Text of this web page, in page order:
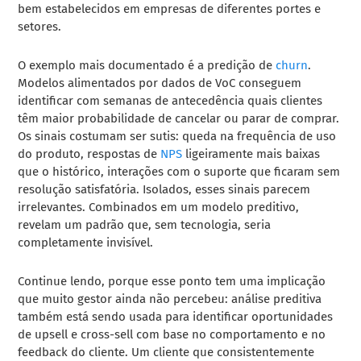
bem estabelecidos em empresas de diferentes portes e
setores.
O exemplo mais documentado é a predição de churn.
Modelos alimentados por dados de VoC conseguem
identificar com semanas de antecedência quais clientes
têm maior probabilidade de cancelar ou parar de comprar.
Os sinais costumam ser sutis: queda na frequência de uso
do produto, respostas de NPS ligeiramente mais baixas
que o histórico, interações com o suporte que ficaram sem
resolução satisfatória. Isolados, esses sinais parecem
irrelevantes. Combinados em um modelo preditivo,
revelam um padrão que, sem tecnologia, seria
completamente invisível.
Continue lendo, porque esse ponto tem uma implicação
que muito gestor ainda não percebeu: análise preditiva
também está sendo usada para identificar oportunidades
de upsell e cross-sell com base no comportamento e no
feedback do cliente. Um cliente que consistentemente